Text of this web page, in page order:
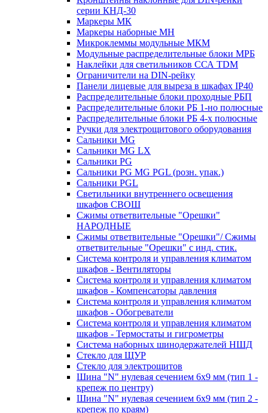
серии КНД-30
Маркеры МК
Маркеры наборные МН
Микроклеммы модульные МКМ
Модульные распределительные блоки МРБ
Наклейки для светильников ССА TDM
Ограничители на DIN-рейку
Панели лицевые для выреза в шкафах IP40
Распределительные блоки проходные РБП
Распределительные блоки РБ 1-но полюсные
Распределительные блоки РБ 4-х полюсные
Ручки для электрощитового оборудования
Сальники MG
Сальники MG LX
Сальники PG
Сальники PG MG PGL (розн. упак.)
Сальники PGL
Светильники внутреннего освещения
шкафов СВОШ
Сжимы ответвительные "Орешки"
НАРОДНЫЕ
Сжимы ответвительные "Орешки"/ Сжимы
ответвительные "Орешки" с инд. стик.
Система контроля и управления климатом
шкафов - Вентиляторы
Система контроля и управления климатом
шкафов - Компенсаторы давления
Система контроля и управления климатом
шкафов - Обогреватели
Система контроля и управления климатом
шкафов - Термостаты и гигрометры
Система наборных шинодержателей НШД
Стекло для ЩУР
Стекло для электрощитов
Шина "N" нулевая сечением 6х9 мм (тип 1 -
крепеж по центру)
Шина "N" нулевая сечением 6х9 мм (тип 2 -
крепеж по краям)